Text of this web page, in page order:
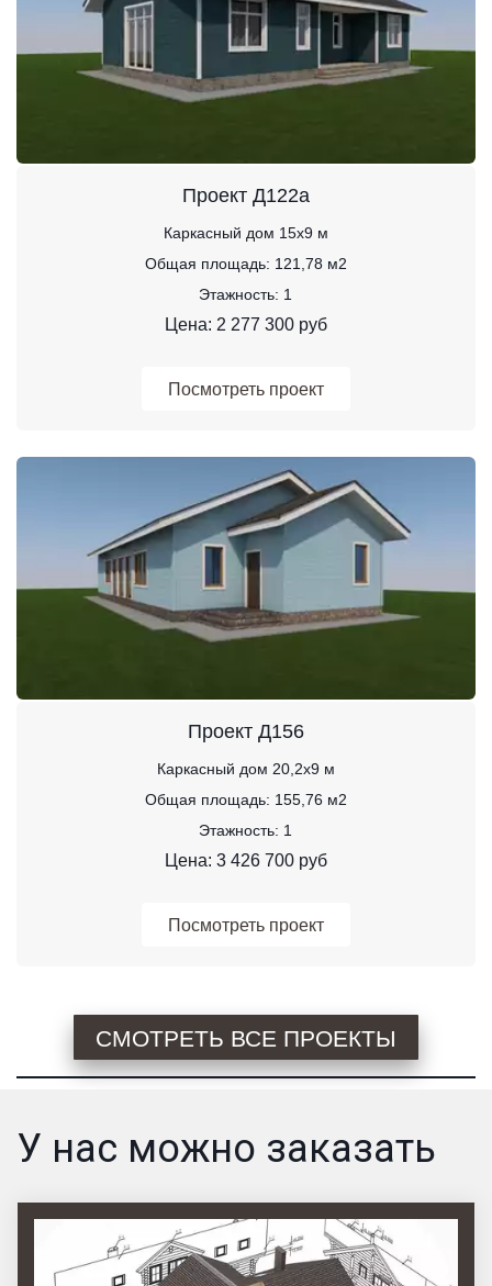
Проект Д122а
Каркасный дом 15х9 м
Общая площадь: 121,78 м2
Этажность: 1
Цена: 2 277 300 руб
Посмотреть проект
Проект Д156
Каркасный дом 20,2х9 м
Общая площадь: 155,76 м2
Этажность: 1
Цена: 3 426 700 руб
Посмотреть проект
СМОТРЕТЬ ВСЕ ПРОЕКТЫ
У нас можно заказать